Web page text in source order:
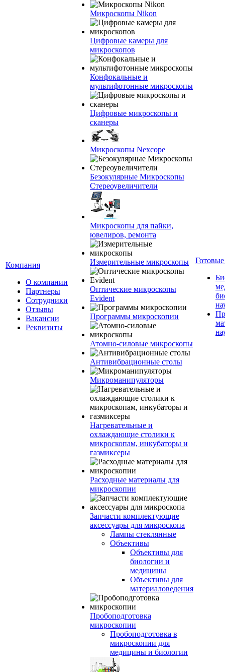
Компания
О компании
Партнеры
Сотрудники
Отзывы
Вакансии
Реквизиты
Микроскопы Nikon
Цифровые камеры для
микроскопов
Конфокальные и
мультифотонные микроскопы
Цифровые микроскопы и
сканеры
Микроскопы Nexcope
Безокулярные Микроскопы
Стереоувеличители
Микроскопы для пайки,
ювелиров, ремонта
Измерительные микроскопы
Оптические микроскопы
Evident
Программы микроскопии
Атомно-силовые микроскопы
Антивибрационные столы
Микроманипуляторы
Нагревательные и
охлаждающие столики к
микроскопам, инкубаторы и
газмиксеры
Расходные материалы для
микроскопии
Запчасти комплектующие
аксессуары для микроскопа
Лампы стеклянные
Объективы
Объективы для
биологии и
медицины
Объективы для
материаловедения
Пробоподготовка
микроскопии
Пробоподготовка в
микроскопии для
медицины и биологии